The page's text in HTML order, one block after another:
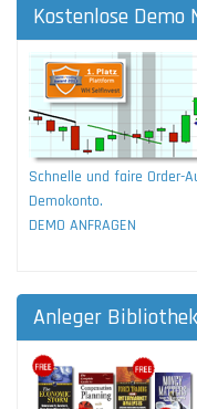
Kostenlose Demo
Schnelle und faire Order-
Demokonto.
DEMO ANFRAGEN
Anleger Bibliothek